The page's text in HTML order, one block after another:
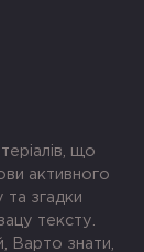
що
активного
та згадки
тексту.
Варто знати,